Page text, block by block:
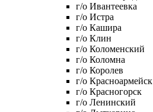
г/о Ивантеевка
г/о Истра
г/о Кашира
г/о Клин
г/о Коломенский
г/о Коломна
г/о Королев
г/о Красноармейск
г/о Красногорск
г/о Ленинский